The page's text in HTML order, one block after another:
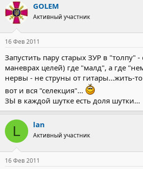
GOLEM
Активный участник
16 Фев 2011
Запустить пару старых ЗУР в "толпу" -
маневрах целей) где "малд", а где
нервы - не струны от гитары...жить-то
вот и вся "селекция"...
ЗЫ в каждой шутке есть доля шутки...
L lan
Активный участник
16 Фев 2011